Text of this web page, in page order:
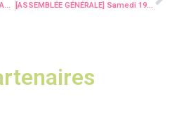
[INFOS DECONFINEES] Le SAVS d’Auray et l’ESAT de Pontivy vous proposent leurs journaux à la lecture ! [ASSEMBLÉE GÉNÉRALE] Samedi 19 septembre 2020